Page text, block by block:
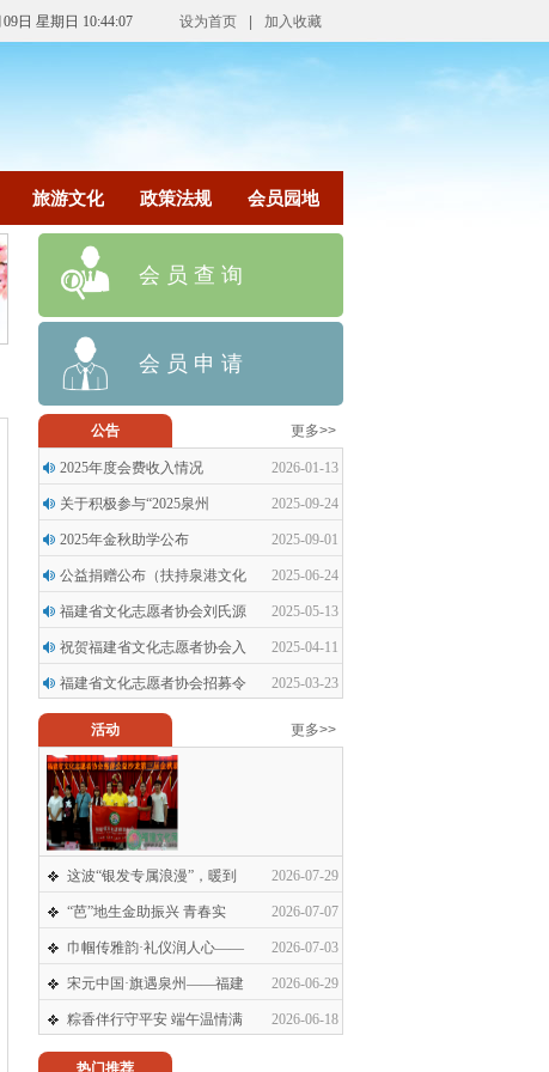
日 星期日 10:44:07
旅游文化 政策法规 会员园地
设为首页 加入收藏
会 员 查 询
会 员 申 请
公告 更多>>
2025年度会费收入情况 2026-01-13
关于积极参与“2025泉州 2025-09-24
2025年金秋助学公布 2025-09-01
公益捐赠公布（扶持泉港文化 2025-06-24
福建省文化志愿者协会刘氏源 2025-05-13
祝贺福建省文化志愿者协会入 2025-04-11
福建省文化志愿者协会招募令 2025-03-23
活动 更多>>
这波“银发专属浪漫”，暖到 2026-07-29
“芭”地生金助振兴 青春实 2026-07-07
巾帼传雅韵·礼仪润人心—— 2026-07-03
宋元中国·旗遇泉州——福建 2026-06-29
粽香伴行守平安 端午温情满 2026-06-18
热门推荐